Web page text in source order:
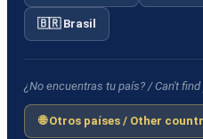
🇧🇷 Brasil
¿No encuentras tu país? / Can't
🌐 Otros países / Other